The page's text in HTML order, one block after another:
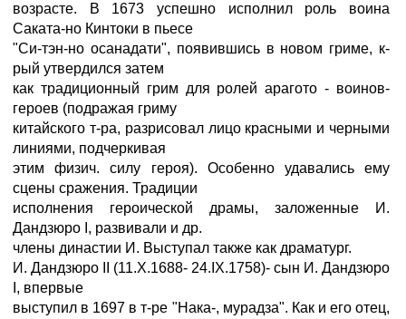
возрасте. В 1673 успешно исполнил роль воина
Саката-но Кинтоки в пьесе
"Си-тэн-но осанадати", появившись в новом гриме, к-
рый утвердился затем
как традиционный грим для ролей арагото - воинов-
героев (подражая гриму
китайского т-ра, разрисовал лицо красными и черными
линиями, подчеркивая
этим физич. силу героя). Особенно удавались ему
сцены сражения. Традиции
исполнения героической драмы, заложенные И.
Дандзюро I, развивали и др.
члены династии И. Выступал также как драматург.
И. Дандзюро II (11.X.1688- 24.IX.1758)- сын И. Дандзюро
I, впервые
выступил в 1697 в т-ре "Нака-, мурадза". Как и его отец,